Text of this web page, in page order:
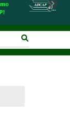
Next